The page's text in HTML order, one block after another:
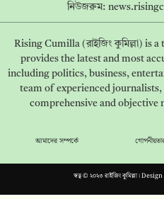
নিউজরুম:
Rising Cumilla (রাইজিং কুমিল্লা) is
provides the latest and most
including politics, business,
team of experienced
comprehensive and objective
আমাদের সম্পর্কে
স্বত্ব © ২০২৩ রাইজিং কুমিল্লা।